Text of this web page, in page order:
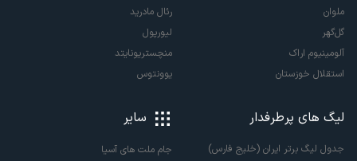
ملوان
گل‌گهر
آلومینیوم اراک
استقلال خوزستان
رئال مادرید
لیورپول
منچستریونایتد
یوونتوس
لیگ های پرطرفدار
جدول لیگ برتر ایران (خلیج فارس)
سایر
جام ملت های آسیا